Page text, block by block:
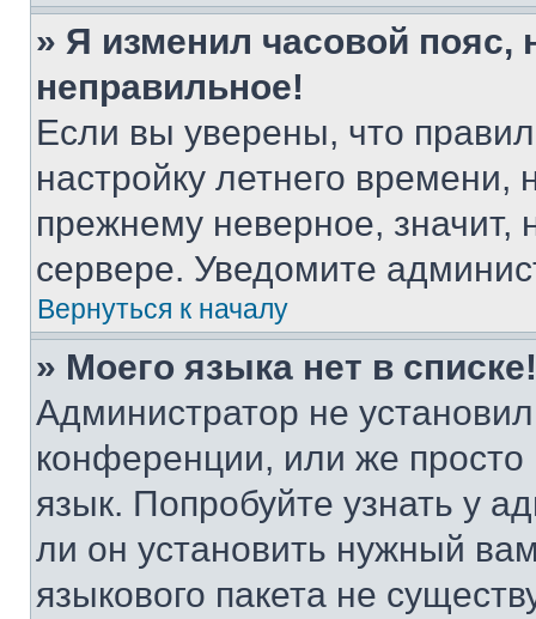
» Я изменил часовой пояс,
неправильное!
Если вы уверены, что
настройку летнего
прежнему неверное, значит,
сервере. Уведомите
Вернуться к началу
» Моего языка нет в списке!
Администратор не
конференции, или же
язык. Попробуйте узнать у
ли он установить нужный
языкового пакета не